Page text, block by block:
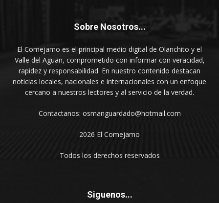
Sobre Nosotros...
El Comejamo es el principal medio digital de Olanchito y el
Valle del Aguan, comprometido con informar con veracidad,
rapidez y responsabilidad. En nuestro contenido destacan
noticias locales, nacionales e internacionales con un enfoque
cercano a nuestros lectores y al servicio de la verdad.
Contactanos: osmanguardado@hotmail.com
2026 El Comejamo
Todos los derechos reservados
Siguenos...